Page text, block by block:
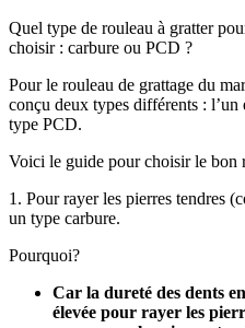
Quel type de rouleau à gratter
choisir : carbure ou PCD ?
Pour le rouleau de grattage du
conçu deux types différents : l’un
type PCD.
Voici le guide pour choisir le bon
1. Pour rayer les pierres tendres
un type carbure.
Pourquoi?
Car la dureté des dents
élevée pour rayer les